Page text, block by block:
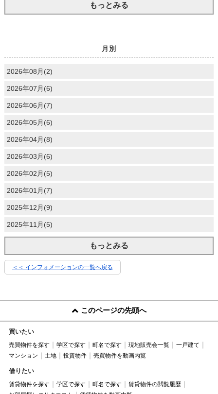
もっとみる
月別
2026年08月(2)
2026年07月(6)
2026年06月(7)
2026年05月(6)
2026年04月(8)
2026年03月(6)
2026年02月(5)
2026年01月(7)
2025年12月(9)
2025年11月(5)
もっとみる
＜＜ インフォメーションの一覧へ戻る
このページの先頭へ
買いたい
売買物件を探す 学区で探す 町名で探す 現地販売会一覧
一戸建て
マンション
土地 投資物件 売買物件を動画内覧
借りたい
賃貸物件を探す 学区で探す 町名で探す
賃貸物件の閲覧履歴